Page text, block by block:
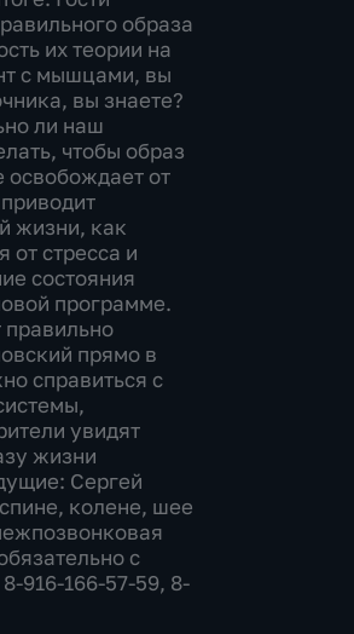
образа
их теории на
с мышцами, вы
вы знаете?
ли наш
чтобы образ
освобождает от
жизни, как
от стресса и
состояния
программе.
прямо в
справиться с
увидят
жизни
Сергей
колене, шее
с
916-166-57-59, 8-